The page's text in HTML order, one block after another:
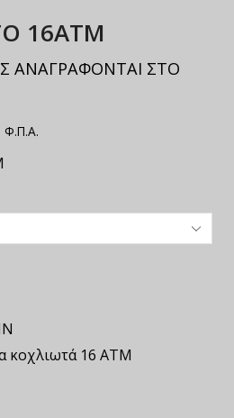
16ΑΤΜ
ΑΝΑΓΡΑΦΟΝΤΑΙ ΣΤΟ
Φ.Π.Α.
κοχλιωτά 16 ΑΤΜ